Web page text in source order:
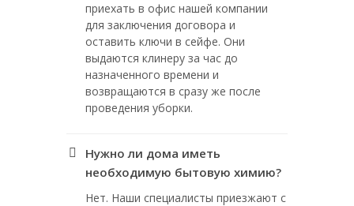
приехать в офис нашей компании
для заключения договора и
оставить ключи в сейфе. Они
выдаются клинеру за час до
назначенного времени и
возвращаются в сразу же после
проведения уборки.
Нужно ли дома иметь
необходимую бытовую химию?
Нет. Наши специалисты приезжают с